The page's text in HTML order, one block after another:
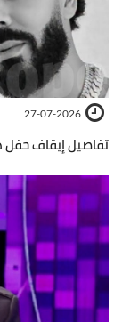
27-07-2026
تفاصيل إيقاف